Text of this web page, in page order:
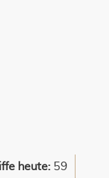
heute: 59